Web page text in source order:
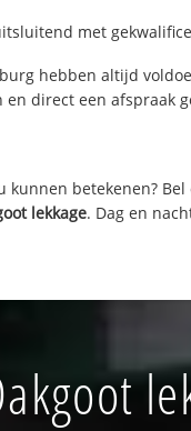
met
hebben altijd
direct een afspraak
kunnen betekenen?
lekkage. Dag en